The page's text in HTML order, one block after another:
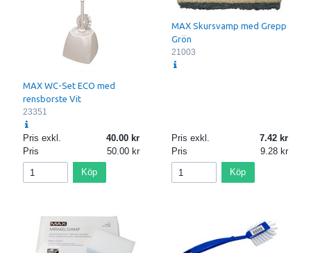
MAX WC-Set ECO med
rensborste Vit
23351
Pris exkl.
40.00
Pris
50.00
Köp
MAX Skursvamp med Grepp
Grön
21003
Pris exkl.
7.42
Pris
9.28
Köp